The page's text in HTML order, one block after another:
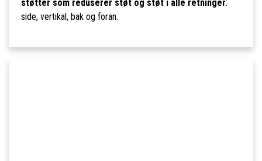
støtter som reduserer støt og støt i alle retninger:
side, vertikal, bak og foran.